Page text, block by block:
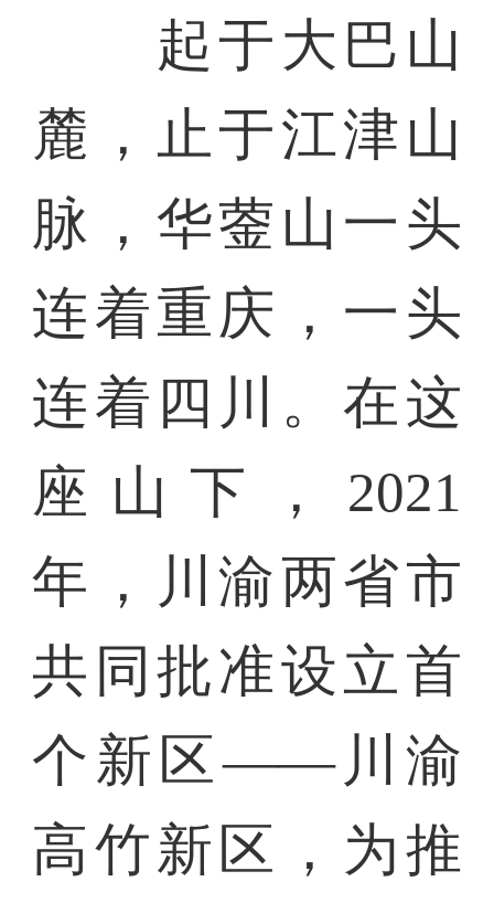
起于大巴山
麓，止于江津山
脉，华蓥山一头
连着重庆，一头
连着四川。在这
座山下，2021
年，川渝两省市
共同批准设立首
个新区——川渝
高竹新区，为推